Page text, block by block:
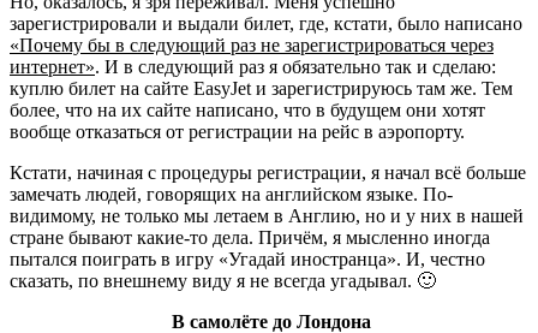
зарегистрировали и выдали билет, где, кстати, было написано
«Почему бы в следующий раз не зарегистрироваться через
интернет». И в следующий раз я обязательно так и сделаю:
куплю билет на сайте EasyJet и зарегистрируюсь там же. Тем
более, что на их сайте написано, что в будущем они хотят
вообще отказаться от регистрации на рейс в аэропорту.
Кстати, начиная с процедуры регистрации, я начал всё больше
замечать людей, говорящих на английском языке. По-
видимому, не только мы летаем в Англию, но и у них в нашей
стране бывают какие-то дела. Причём, я мысленно иногда
пытался поиграть в игру «Угадай иностранца». И, честно
сказать, по внешнему виду я не всегда угадывал. 🙂
В самолёте до Лондона